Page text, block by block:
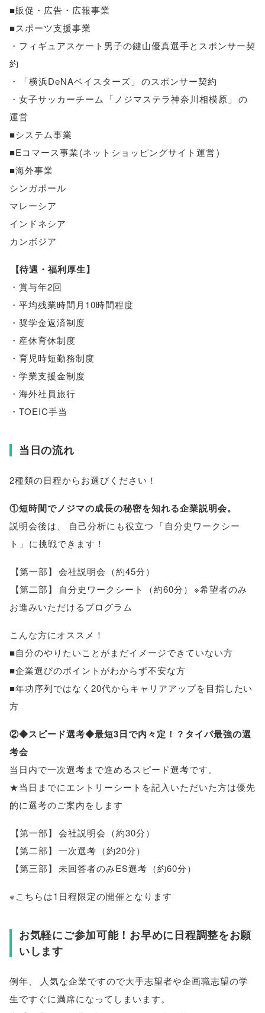
■販促・広告・広報事業
■スポーツ支援事業
・フィギュアスケート男子の鍵山優真選手とスポンサー契
約
・
「横浜DeNAベイスターズ 」 のスポンサー契約
・女子サッカーチーム
「 ノジマステラ神奈川相模原 」 の
運営
■システム事業
■Eコマース事業(ネットショッピングサイト運営)
■海外事業
シンガポール
マレーシア
インドネシア
カンボジア
【待遇・福利厚生】
・賞与年2回
・平均残業時間月10時間程度
・奨学金返済制度
・産休育休制度
・育児時短勤務制度
・学業支援金制度
・海外社員旅行
・TOEIC手当
当日の流れ
2種類の日程からお選びください！
①短時間でノジマの成長の秘密を知れる企業説明会。
説明会後は 自己分析にも役立つ 「自分史ワークシー
ト 」 に挑戦できます！
【第一部】 会社説明会 （約45分）
【第二部】 自分史ワークシート （約60分） ※希望者のみ
お進みいただけるプログラム
こんな方にオススメ！
■自分のやりたいことがまだイメージできていない方
■企業選びのポイントがわからず不安な方
■年功序列ではなく20代からキャリアアップを目指したい
方
②◆スピード選考◆最短3日で内々定！？タイパ最強の選
考会
当日内で一次選考まで進めるスピード選考です。
★当日までにエントリーシートを記入いただいた方は優先
的に選考のご案内をします
【第一部】 会社説明会 （約30分）
【第二部】 一次選考 （約20分）
【第三部】 未回答者のみES選考 （約60分）
※こちらは1日程限定の開催となります
お気軽にご参加可能！お早めに日程調整をお願
いします
例年
人気な企業ですので大手志望者や企画職志望の学
生ですぐに満席になってしまいます。